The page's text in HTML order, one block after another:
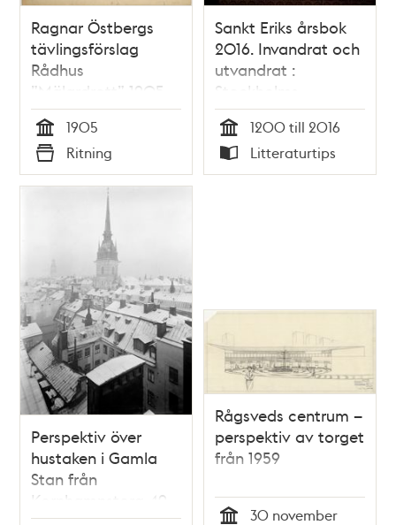
Ragnar Östbergs
tävlingsförslag
Rådhus
”Mälardrott” 1905,
perspektiv från Norr
Mälarstrand
Tid
1905
Typ
Ritning
Sankt Eriks årsbok
2016. Invandrat och
utvandrat :
Stockholms
stadsmiljö i ett
internationellt
perspektiv
Tid
1200 till 2016
Typ
Litteraturtips
Perspektiv över
hustaken i Gamla
Stan från
Kornhamnstorg 49
Rågsveds centrum –
perspektiv av torget
från 1959
30 november